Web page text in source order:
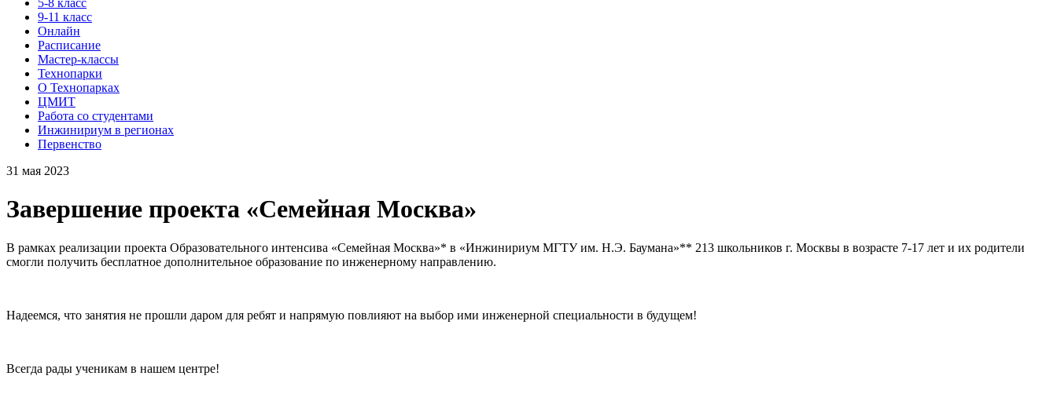
5-8 класс
9-11 класс
Онлайн
Расписание
Мастер-классы
Технопарки
О Технопарках
ЦМИТ
Работа со студентами
Инжинириум в регионах
Первенство
31 мая 2023
Завершение проекта «Семейная Москва»
В рамках реализации проекта Образовательного интенсива «Семейная Москва»* в «Инжинириум МГТУ им. Н.Э. Баумана»** 213 школьников г. Москвы в возрасте 7-17 лет и их родители
смогли получить бесплатное дополнительное образование по инженерному направлению.
Надеемся, что занятия не прошли даром для ребят и напрямую повлияют на выбор ими инженерной специальности в будущем!
Всегда рады ученикам в нашем центре!